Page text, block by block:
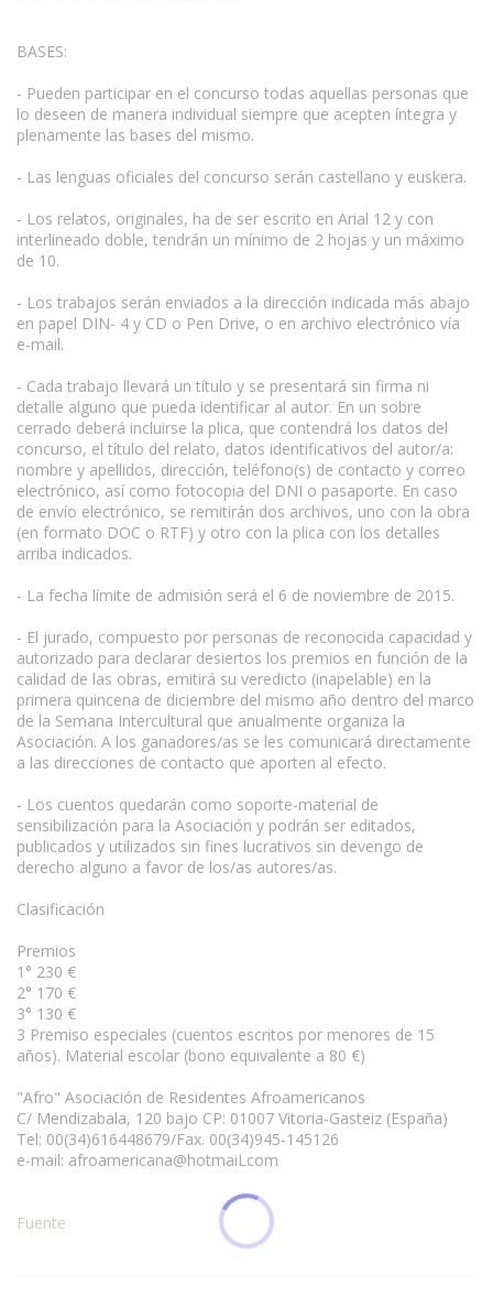
BASES:
- Pueden participar en el concurso todas aquellas personas que
lo deseen de manera individual siempre que acepten íntegra y
plenamente las bases del mismo.
- Las lenguas oficiales del concurso serán castellano y euskera.
- Los relatos, originales, ha de ser escrito en Arial 12 y con
interlineado doble, tendrán un mínimo de 2 hojas y un máximo
de 10.
- Los trabajos serán enviados a la dirección indicada más abajo
en papel DIN- 4 y CD o Pen Drive, o en archivo electrónico vía
e-mail.
- Cada trabajo llevará un título y se presentará sin firma ni
detalle alguno que pueda identificar al autor. En un sobre
cerrado deberá incluirse la plica, que contendrá los datos del
concurso, el título del relato, datos identificativos del autor/a:
nombre y apellidos, dirección, teléfono(s) de contacto y correo
electrónico, así como fotocopia del DNI o pasaporte. En caso
de envío electrónico, se remitirán dos archivos, uno con la obra
(en formato DOC o RTF) y otro con la plica con los detalles
arriba indicados.
- La fecha límite de admisión será el 6 de noviembre de 2015.
- El jurado, compuesto por personas de reconocida capacidad y
autorizado para declarar desiertos los premios en función de la
calidad de las obras, emitirá su veredicto (inapelable) en la
primera quincena de diciembre del mismo año dentro del marco
de la Semana Intercultural que anualmente organiza la
Asociación. A los ganadores/as se les comunicará directamente
a las direcciones de contacto que aporten al efecto.
- Los cuentos quedarán como soporte-material de
sensibilización para la Asociación y podrán ser editados,
publicados y utilizados sin fines lucrativos sin devengo de
derecho alguno a favor de los/as autores/as.
Clasificación
Premios
1° 230 €
2° 170 €
3° 130 €
3 Premiso especiales (cuentos escritos por menores de 15
años). Material escolar (bono equivalente a 80 €)
"Afro" Asociación de Residentes Afroamericanos
C/ Mendizabala, 120 bajo CP: 01007 Vitoria-Gasteiz (España)
Tel: 00(34)616448679/Fax. 00(34)945-145126
e-mail: afroamericana@hotmaiLcom
Fuente